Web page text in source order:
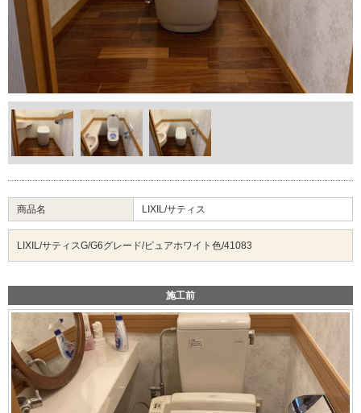
商品名 LIXIL/サティス
LIXIL/サティスG/G6グレード/ピュアホワイト色/41083
施工前